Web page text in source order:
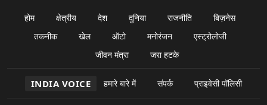
होम क्षेत्रीय देश दुनिया राजनीति
बिज़नेस
तकनीक
खेल ऑटो मनोरंजन
एस्ट्रोलोजी
जीवन मंत्रा
जरा हटके
INDIA VOICE हमारे बारे में संपर्क प्राइवेसी पॉलिसी